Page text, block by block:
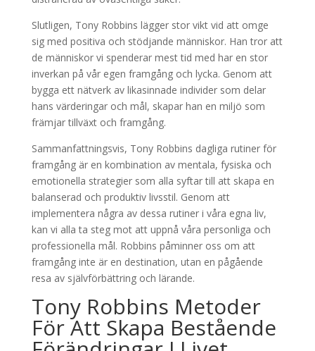
Slutligen, Tony Robbins lägger stor vikt vid att omge
sig med positiva och stödjande människor. Han tror att
de människor vi spenderar mest tid med har en stor
inverkan på vår egen framgång och lycka. Genom att
bygga ett nätverk av likasinnade individer som delar
hans värderingar och mål, skapar han en miljö som
främjar tillväxt och framgång.
Sammanfattningsvis, Tony Robbins dagliga rutiner för
framgång är en kombination av mentala, fysiska och
emotionella strategier som alla syftar till att skapa en
balanserad och produktiv livsstil. Genom att
implementera några av dessa rutiner i våra egna liv,
kan vi alla ta steg mot att uppnå våra personliga och
professionella mål. Robbins påminner oss om att
framgång inte är en destination, utan en pågående
resa av självförbättring och lärande.
Tony Robbins Metoder
För Att Skapa Bestående